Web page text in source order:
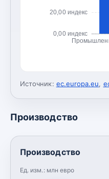
0,00 индекс
20,00 индекс
Источник: ec.europa.eu,
Производство
Производство
Ед. изм.: млн евро